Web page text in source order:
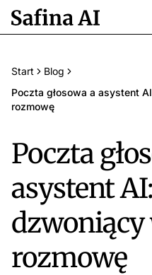
Start
Blog
Poczta głosowa a asystent
rozmowę
Poczta
asystent
dzwoniący
rozmowę